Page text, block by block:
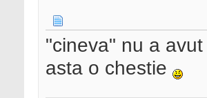
"cineva" nu a
asta o chestie